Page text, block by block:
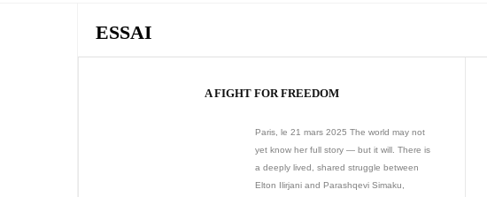
ESSAI
A FIGHT FOR FREEDOM
Paris, le 21 mars 2025 The world may not
yet know her full story — but it will. There is
a deeply lived, shared struggle between
Elton Ilirjani and Parashqevi Simaku,